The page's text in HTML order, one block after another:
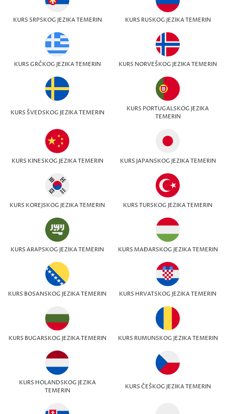
KURS SRPSKOG JEZIKA TEMERIN KURS RUSKOG JEZIKA TEMERIN
KURS GRČKOG JEZIKA TEMERIN KURS NORVEŠKOG JEZIKA TEMERIN
KURS ŠVEDSKOG JEZIKA TEMERIN
KURS PORTUGALSKOG JEZIKA
TEMERIN
KURS KINESKOG JEZIKA TEMERIN KURS JAPANSKOG JEZIKA TEMERIN
KURS KOREJSKOG JEZIKA TEMERIN KURS TURSKOG JEZIKA TEMERIN
KURS ARAPSKOG JEZIKA TEMERIN KURS MAĐARSKOG JEZIKA TEMERIN
KURS BOSANSKOG JEZIKA TEMERIN KURS HRVATSKOG JEZIKA TEMERIN
KURS BUGARSKOG JEZIKA TEMERIN KURS RUMUNSKOG JEZIKA TEMERIN
KURS HOLANDSKOG JEZIKA
TEMERIN
KURS ČEŠKOG JEZIKA TEMERIN